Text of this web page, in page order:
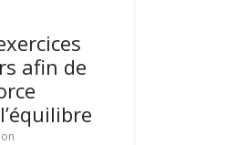
afin de